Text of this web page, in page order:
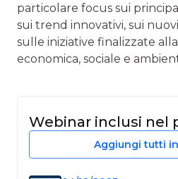
particolare focus sui
sui trend innovativi, sui
sulle iniziative finalizzate
economica, sociale e
Webinar inclusi nel
Aggiungi tutti